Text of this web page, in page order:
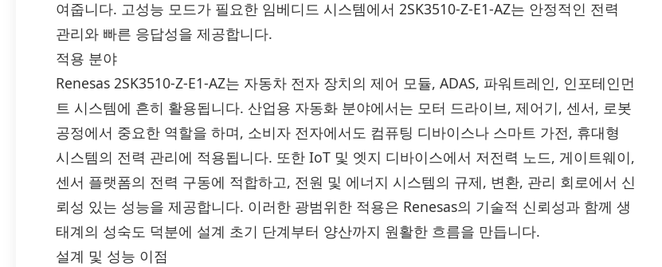
여줍니다. 고성능 모드가 필요한 임베디드 시스템에서 2SK3510-Z-E1-AZ는 안정적인 전력
관리와 빠른 응답성을 제공합니다.
적용 분야
Renesas 2SK3510-Z-E1-AZ는 자동차 전자 장치의 제어 모듈, ADAS, 파워트레인, 인포테인먼
트 시스템에 흔히 활용됩니다. 산업용 자동화 분야에서는 모터 드라이브, 제어기, 센서, 로봇
공정에서 중요한 역할을 하며, 소비자 전자에서도 컴퓨팅 디바이스나 스마트 가전, 휴대형
시스템의 전력 관리에 적용됩니다. 또한 IoT 및 엣지 디바이스에서 저전력 노드, 게이트웨이,
센서 플랫폼의 전력 구동에 적합하고, 전원 및 에너지 시스템의 규제, 변환, 관리 회로에서 신
뢰성 있는 성능을 제공합니다. 이러한 광범위한 적용은 Renesas의 기술적 신뢰성과 함께 생
태계의 성숙도 덕분에 설계 초기 단계부터 양산까지 원활한 흐름을 만듭니다.
설계 및 성능 이점